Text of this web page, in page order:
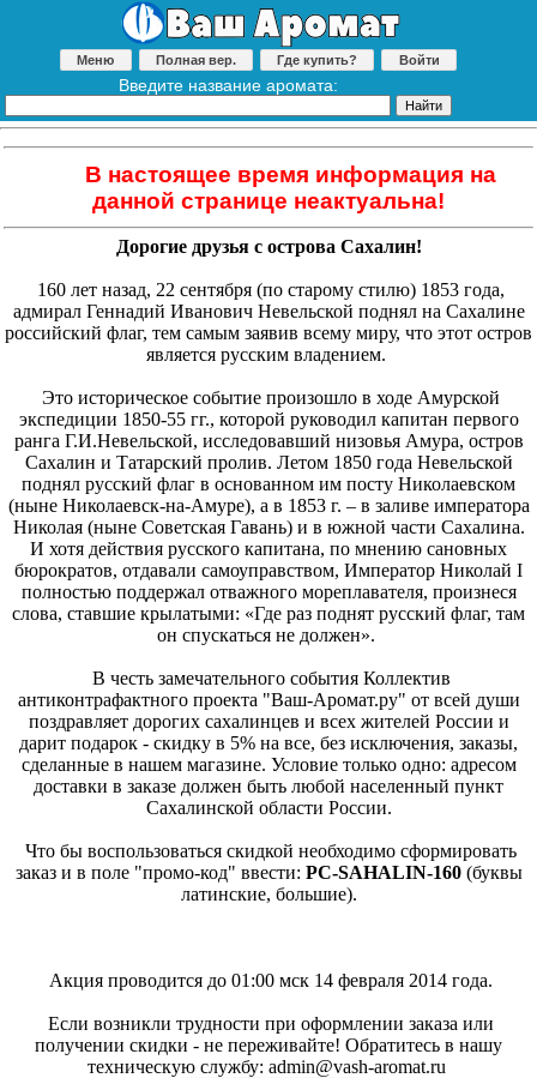
Меню Полная вер. Где купить? Войти
Введите название аромата:
В настоящее время информация на
данной странице неактуальна!
Дорогие друзья с острова Сахалин!
160 лет назад, 22 сентября (по старому стилю) 1853 года,
адмирал Геннадий Иванович Невельской поднял на Сахалине
российский флаг, тем самым заявив всему миру, что этот остров
является русским владением.
Это историческое событие произошло в ходе Амурской
экспедиции 1850-55 гг., которой руководил капитан первого
ранга Г.И.Невельской, исследовавший низовья Амура, остров
Сахалин и Татарский пролив. Летом 1850 года Невельской
поднял русский флаг в основанном им посту Николаевском
(ныне Николаевск-на-Амуре), а в 1853 г. – в заливе императора
Николая (ныне Советская Гавань) и в южной части Сахалина.
И хотя действия русского капитана, по мнению сановных
бюрократов, отдавали самоуправством, Император Николай I
полностью поддержал отважного мореплавателя, произнеся
слова, ставшие крылатыми: «Где раз поднят русский флаг, там
он спускаться не должен».
В честь замечательного события Коллектив
антиконтрафактного проекта "Ваш-Аромат.ру" от всей души
поздравляет дорогих сахалинцев и всех жителей России и
дарит подарок - скидку в 5% на все, без исключения, заказы,
сделанные в нашем магазине. Условие только одно: адресом
доставки в заказе должен быть любой населенный пункт
Сахалинской области России.
Что бы воспользоваться скидкой необходимо сформировать
заказ и в поле "промо-код" ввести: PC-SAHALIN-160(буквы
латинские, большие).
Акция проводится до 01:00 мск 14 февраля 2014 года.
Если возникли трудности при оформлении заказа или
получении скидки - не переживайте! Обратитесь в нашу
техническую службу: admin@vash-aromat.ru